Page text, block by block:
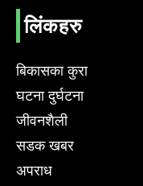
लिंकहरु
बिकासका कुरा
घटना दुर्घटना
जीवनशैली
सडक खबर
अपराध